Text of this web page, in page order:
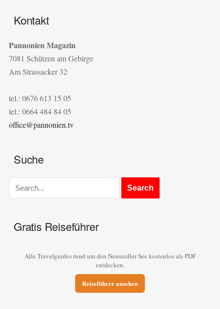
Kontakt
Pannonien Magazin
7081 Schützen am Gebirge
Am Strassacker 32
tel.: 0676 613 15 05
tel.: 0664 484 84 05
office@pannonien.tv
Suche
Gratis Reiseführer
Alle Travelguides rund um den Neusiedler See kostenlos als PDF
entdecken.
Reiseführer ansehen